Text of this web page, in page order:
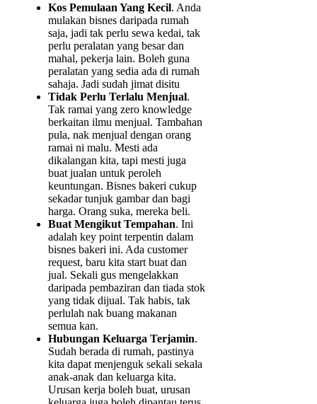
Kos Pemulaan Yang Kecil. Anda
mulakan bisnes daripada rumah
saja, jadi tak perlu sewa kedai, tak
perlu peralatan yang besar dan
mahal, pekerja lain. Boleh guna
peralatan yang sedia ada di rumah
sahaja. Jadi sudah jimat disitu
Tidak Perlu Terlalu Menjual.
Tak ramai yang zero knowledge
berkaitan ilmu menjual. Tambahan
pula, nak menjual dengan orang
ramai ni malu. Mesti ada
dikalangan kita, tapi mesti juga
buat jualan untuk peroleh
keuntungan. Bisnes bakeri cukup
sekadar tunjuk gambar dan bagi
harga. Orang suka, mereka beli.
Buat Mengikut Tempahan. Ini
adalah key point terpentin dalam
bisnes bakeri ini. Ada customer
request, baru kita start buat dan
jual. Sekali gus mengelakkan
daripada pembaziran dan tiada stok
yang tidak dijual. Tak habis, tak
perlulah nak buang makanan
semua kan.
Hubungan Keluarga Terjamin.
Sudah berada di rumah, pastinya
kita dapat menjenguk sekali sekala
anak-anak dan keluarga kita.
Urusan kerja boleh buat, urusan